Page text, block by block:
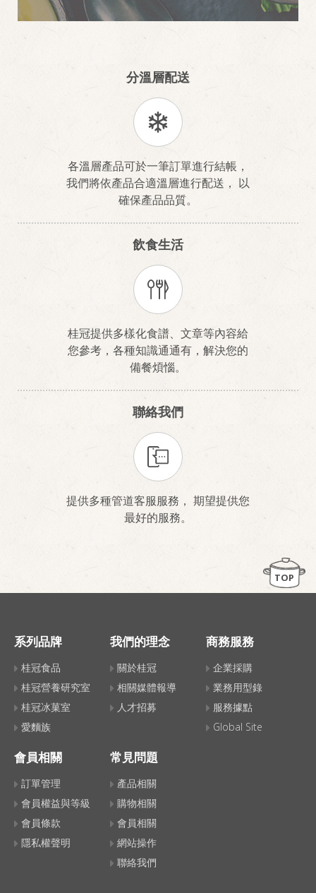
分溫層配送
各溫層產品可於一筆訂單進行結帳，
我們將依產品合適溫層進行配送， 以
確保產品品質。
飲食生活
桂冠提供多樣化食譜、文章等內容給
您參考，各種知識通通有，解決您的
備餐煩惱。
聯絡我們
提供多種管道客服服務， 期望提供您
最好的服務。
TOP
系列品牌
桂冠食品
桂冠營養研究室
桂冠冰菓室
愛麵族
我們的理念
關於桂冠
相關媒體報導
人才招募
商務服務
企業採購
業務用型錄
服務據點
Global Site
會員相關
訂單管理
會員權益與等級
會員條款
隱私權聲明
常見問題
產品相關
購物相關
會員相關
網站操作
聯絡我們